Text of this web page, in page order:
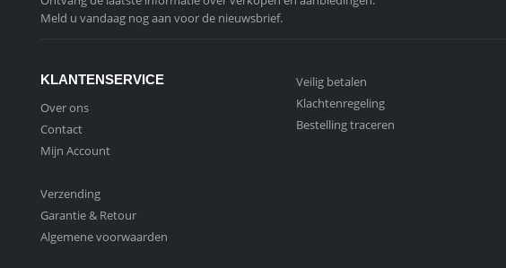
Meld u vandaag nog aan voor de nieuwsbrief.
KLANTENSERVICE
Over ons
Contact
Mijn Account
Verzending
Garantie & Retour
Algemene voorwaarden
Veilig betalen
Klachtenregeling
Bestelling traceren